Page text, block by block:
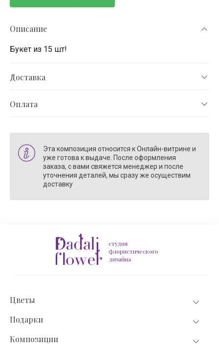
Описание
Букет из 15 шт!
Доставка
Оплата
Эта композиция относится к Онлайн-витрине и
уже готова к выдаче. После оформления
заказа, с вами свяжется менеджер и после
уточнения деталей, мы сразу же осуществим
доставку
студия
флористического
дизайна
Цветы
Подарки
Композиции